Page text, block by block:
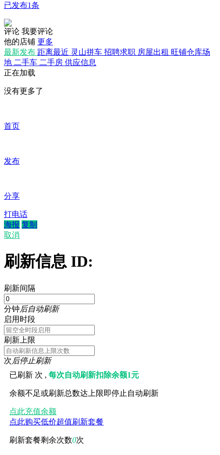
已发布1条
评论 我要评论
他的店铺 更多
最新发布 距离最近 灵山拼车 招聘求职 房屋出租 旺铺仓库场
地 二手车 二手房 供应信息
正在加载
没有更多了
首页
发布
分享
打电话
海报 复制
取消
刷新信息 ID:
刷新间隔
分钟后自动刷新
启用时段
刷新上限
次后停止刷新
已刷新 次 ,每次自动刷新扣除余额1元
余额不足或刷新总数达上限即停止自动刷新
点此充值余额
点此购买低价超值刷新套餐
刷新套餐剩余次数0次